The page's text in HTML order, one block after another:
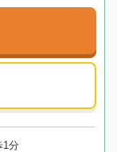
1分